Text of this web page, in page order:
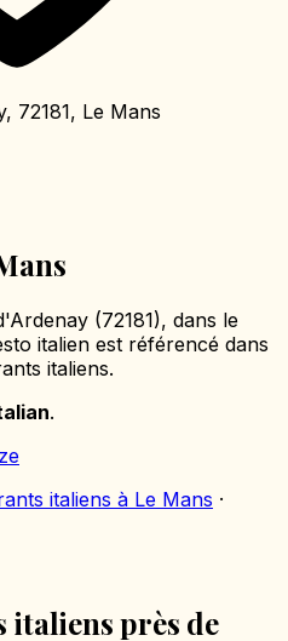
72181, Le Mans
(72181), dans le
italien est référencé dans
italiens.
.
italiens à Le Mans ·
italiens près de